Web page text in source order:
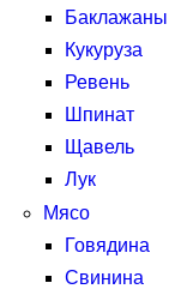
Баклажаны
Кукуруза
Ревень
Шпинат
Щавель
Лук
Мясо
Говядина
Свинина